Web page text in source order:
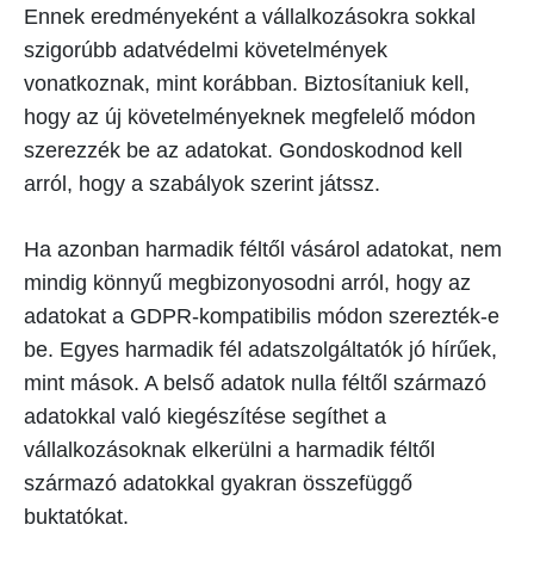
Ennek eredményeként a vállalkozásokra sokkal
szigorúbb adatvédelmi követelmények
vonatkoznak, mint korábban. Biztosítaniuk kell,
hogy az új követelményeknek megfelelő módon
szerezzék be az adatokat. Gondoskodnod kell
arról, hogy a szabályok szerint játssz.
Ha azonban harmadik féltől vásárol adatokat, nem
mindig könnyű megbizonyosodni arról, hogy az
adatokat a GDPR-kompatibilis módon szerezték-e
be. Egyes harmadik fél adatszolgáltatók jó hírűek,
mint mások. A belső adatok nulla féltől származó
adatokkal való kiegészítése segíthet a
vállalkozásoknak elkerülni a harmadik féltől
származó adatokkal gyakran összefüggő
buktatókat.